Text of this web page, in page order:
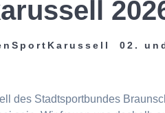
02.
des Stadtsportbundes